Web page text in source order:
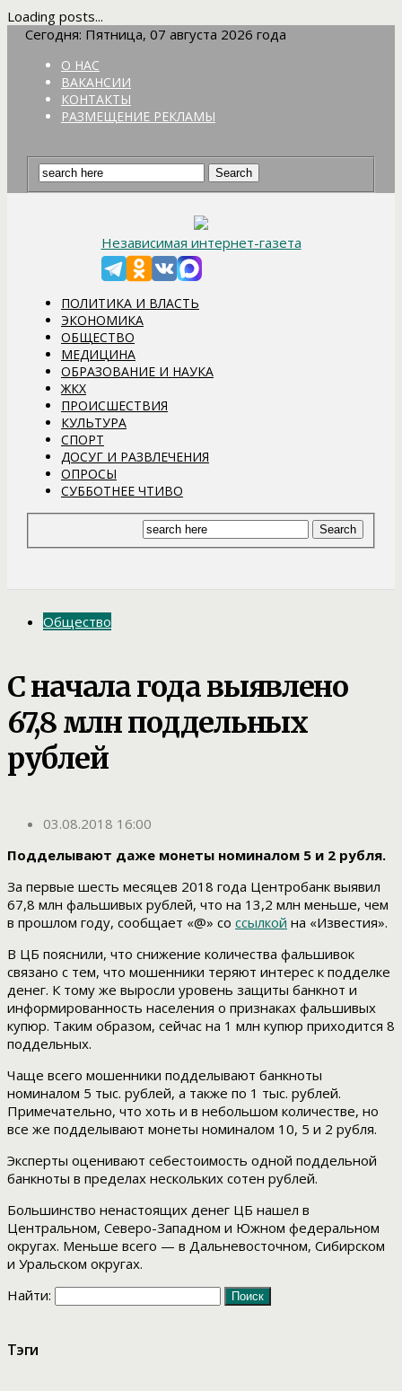
Loading posts...
Сегодня: Пятница, 07 августа 2026 года
О НАС
ВАКАНСИИ
КОНТАКТЫ
РАЗМЕЩЕНИЕ РЕКЛАМЫ
Независимая интернет-газета
ПОЛИТИКА И ВЛАСТЬ
ЭКОНОМИКА
ОБЩЕСТВО
МЕДИЦИНА
ОБРАЗОВАНИЕ И НАУКА
ЖКХ
ПРОИСШЕСТВИЯ
КУЛЬТУРА
СПОРТ
ДОСУГ И РАЗВЛЕЧЕНИЯ
ОПРОСЫ
СУББОТНЕЕ ЧТИВО
Общество
С начала года выявлено
67,8 млн поддельных
рублей
03.08.2018 16:00
Подделывают даже монеты номиналом 5 и 2 рубля.
За первые шесть месяцев 2018 года Центробанк выявил
67,8 млн фальшивых рублей, что на 13,2 млн меньше, чем
в прошлом году, сообщает «@» со ссылкой на «Известия».
В ЦБ пояснили, что снижение количества фальшивок
связано с тем, что мошенники теряют интерес к подделке
денег. К тому же выросли уровень защиты банкнот и
информированность населения о признаках фальшивых
купюр. Таким образом, сейчас на 1 млн купюр приходится 8
поддельных.
Чаще всего мошенники подделывают банкноты
номиналом 5 тыс. рублей, а также по 1 тыс. рублей.
Примечательно, что хоть и в небольшом количестве, но
все же подделывают монеты номиналом 10, 5 и 2 рубля.
Эксперты оценивают себестоимость одной поддельной
банкноты в пределах нескольких сотен рублей.
Большинство ненастоящих денег ЦБ нашел в
Центральном, Северо-Западном и Южном федеральном
округах. Меньше всего — в Дальневосточном, Сибирском
и Уральском округах.
Найти:
Тэги